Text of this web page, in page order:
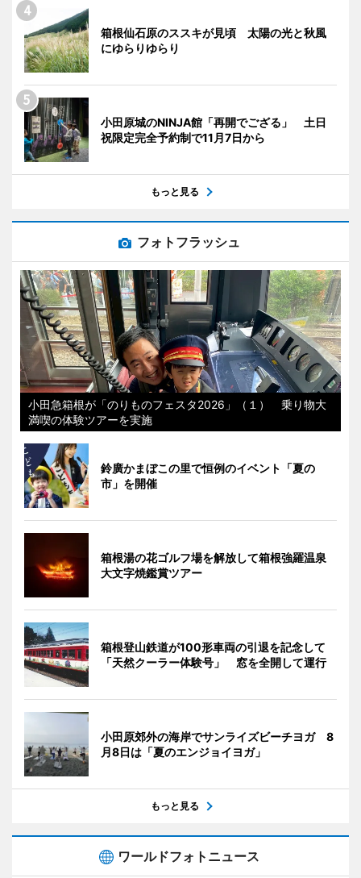
箱根仙石原のススキが見頃 太陽の光と秋風
にゆらりゆらり
小田原城のNINJA館「再開でござる」 土日
祝限定完全予約制で11月7日から
もっと見る
フォトフラッシュ
小田急箱根が「のりものフェスタ2026」（１） 乗り物大
満喫の体験ツアーを実施
鈴廣かまぼこの里で恒例のイベント「夏の
市」を開催
箱根湯の花ゴルフ場を解放して箱根強羅温泉
大文字焼鑑賞ツアー
箱根登山鉄道が100形車両の引退を記念して
「天然クーラー体験号」 窓を全開して運行
小田原郊外の海岸でサンライズビーチヨガ 8
月8日は「夏のエンジョイヨガ」
もっと見る
ワールドフォトニュース